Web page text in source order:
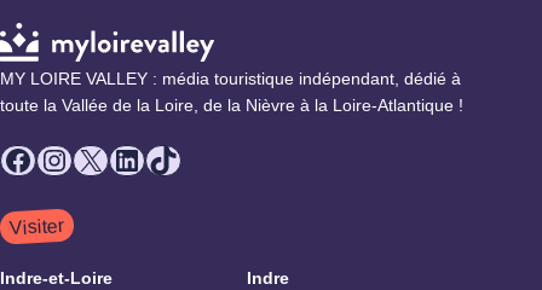
MY LOIRE VALLEY : média touristique indépendant, dédié à
toute la Vallée de la Loire, de la Nièvre à la Loire-Atlantique !
Facebook
Instagram
X LinkedIn
TikTok
Visiter
Indre-et-Loire
Indre